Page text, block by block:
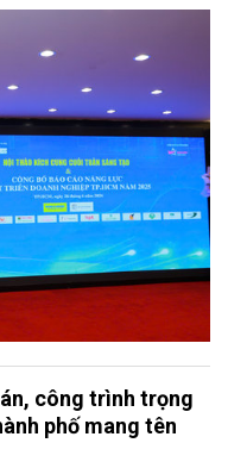
năm 2025. Trân
Sơn - Trưởng đại diện
Nam tại Hội thảo.
công trình trọng
phố mang tên